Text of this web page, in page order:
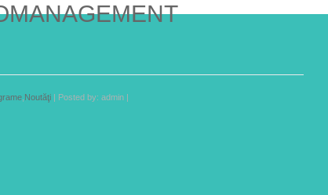
Noutăţi | Posted by: admin |